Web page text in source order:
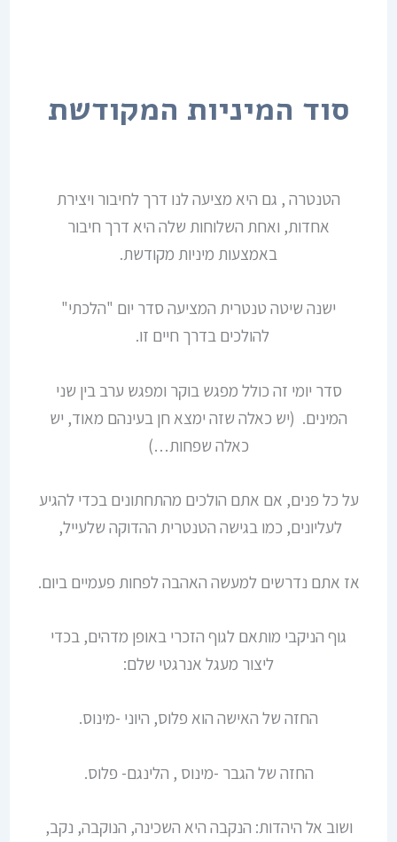
סוד המיניות המקודשת
הטנטרה , גם היא מציעה לנו דרך לחיבור ויצירת
אחדות, ואחת השלוחות שלה היא דרך חיבור
באמצעות מיניות מקודשת.
ישנה שיטה טנטרית המציעה סדר יום "הלכתי"
להולכים בדרך חיים זו.
סדר יומי זה כולל מפגש בוקר ומפגש ערב בין שני
המינים. (יש כאלה שזה ימצא חן בעינהם מאוד, יש
כאלה שפחות…)
על כל פנים, אם אתם הולכים מהתחתונים בכדי להגיע
לעליונים, כמו בגישה הטנטרית ההדוקה שלעייל,
אז אתם נדרשים למעשה האהבה לפחות פעמיים ביום.
גוף הניקבי מותאם לגוף הזכרי באופן מדהים, בכדי
ליצור מעגל אנרגטי שלם:
החזה של האישה הוא פלוס, היוני -מינוס.
החזה של הגבר -מינוס , הלינגם- פלוס.
ושוב אל היהדות: הנקבה היא השכינה, הנוקבה, נקב,